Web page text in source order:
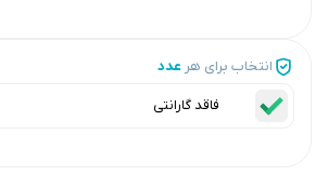
انتخاب برای هر عدد
فاقد گارانتی